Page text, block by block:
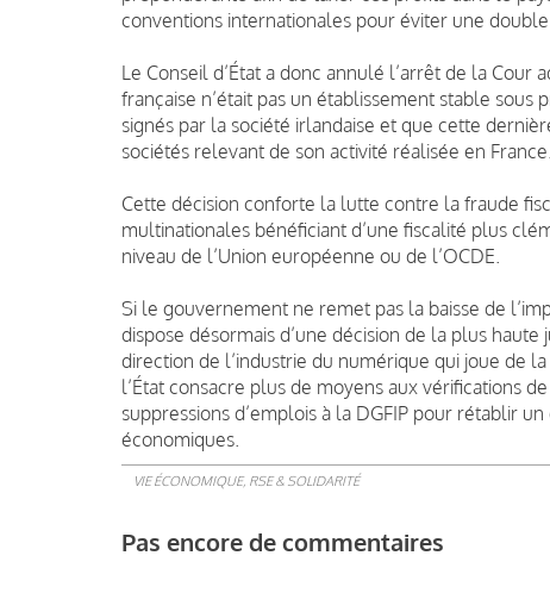
conventions internationales pour éviter une
Le Conseil d’État a donc annulé l’arrêt de la Cour
française n’était pas un établissement stable
signés par la société irlandaise et que cette
sociétés relevant de son activité réalisée en France.
Cette décision conforte la lutte contre la fraude
multinationales bénéficiant d’une fiscalité plus
niveau de l’Union européenne ou de l’OCDE.
Si le gouvernement ne remet pas la baisse de
dispose désormais d’une décision de la plus
direction de l’industrie du numérique qui joue de
l’État consacre plus de moyens aux vérifications
suppressions d’emplois à la DGFIP pour rétablir
économiques.
VIE ÉCONOMIQUE, RSE & SOLIDARITÉ
Pas encore de commentaires